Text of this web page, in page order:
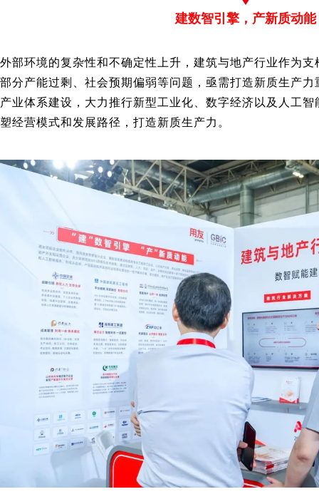
建数智引擎，产新质动能
外部环境的复杂性和不确定性上升，建筑与地产行业作为
部分产能过剩、社会预期偏弱等问题，亟需打造新质生产
产业体系建设，大力推行新型工业化、数字经济以及人工
塑经营模式和发展路径，打造新质生产力。